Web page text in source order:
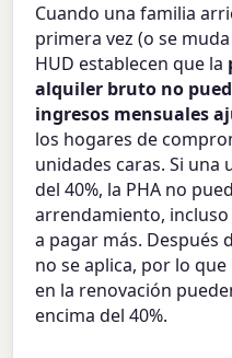
Cuando una familia
primera vez (o se
HUD establecen que la
alquiler bruto no
ingresos mensuales
los hogares de
unidades caras. Si una
del 40%, la PHA no
arrendamiento,
a pagar más. Después
no se aplica, por lo
en la renovación
encima del 40%.